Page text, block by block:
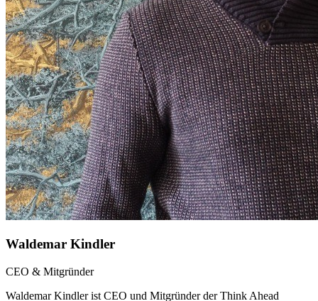
Waldemar Kindler
CEO & Mitgründer
Waldemar Kindler ist CEO und Mitgründer der Think Ahead